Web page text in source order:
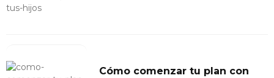
Cómo comenzar tu plan con